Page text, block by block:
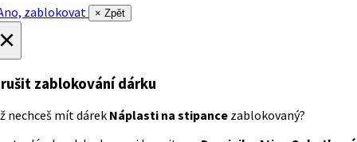
zablokovat
× Zpět
zablokování dárku
nechceš mít dárek Náplasti na stipance zablokovaný?